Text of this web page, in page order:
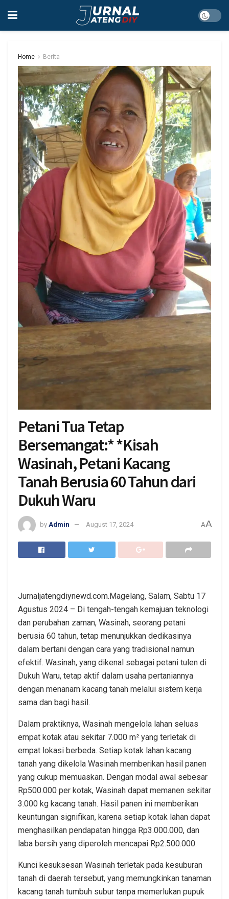
Home Berita
Petani Tua Tetap
Bersemangat:* *Kisah
Wasinah, Petani Kacang
Tanah Berusia 60 Tahun dari
Dukuh Waru
by Admin August 17, 2024 AA
Jurnaljatengdiynewd.com.Magelang, Salam, Sabtu 17
Agustus 2024 – Di tengah-tengah kemajuan teknologi
dan perubahan zaman, Wasinah, seorang petani
berusia 60 tahun, tetap menunjukkan dedikasinya
dalam bertani dengan cara yang tradisional namun
efektif. Wasinah, yang dikenal sebagai petani tulen di
Dukuh Waru, tetap aktif dalam usaha pertaniannya
dengan menanam kacang tanah melalui sistem kerja
sama dan bagi hasil.
Dalam praktiknya, Wasinah mengelola lahan seluas
empat kotak atau sekitar 7.000 m² yang terletak di
empat lokasi berbeda. Setiap kotak lahan kacang
tanah yang dikelola Wasinah memberikan hasil panen
yang cukup memuaskan. Dengan modal awal sebesar
Rp500.000 per kotak, Wasinah dapat memanen sekitar
3.000 kg kacang tanah. Hasil panen ini memberikan
keuntungan signifikan, karena setiap kotak lahan dapat
menghasilkan pendapatan hingga Rp3.000.000, dan
laba bersih yang diperoleh mencapai Rp2.500.000.
Kunci kesuksesan Wasinah terletak pada kesuburan
tanah di daerah tersebut, yang memungkinkan tanaman
kacang tanah tumbuh subur tanpa memerlukan pupuk